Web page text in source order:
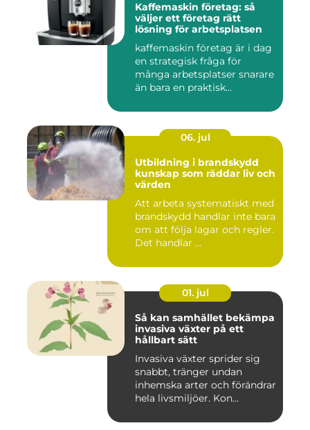
Kaffemaskin företag: så
väljer ett företag rätt
lösning för arbetsplatsen
kaffemaskin företag är i dag
en strategisk fråga för
många arbetsplatser snarare
än bara en praktisk...
06. jul
Utbildning i brandskydd
kunskap som räddar liv och
värden
Att arbeta systematiskt med
brandskydd handlar inte bara
om att följa lagar och regler.
Det handlar ...
01. jul
Så kan samhället bekämpa
invasiva växter på ett
hållbart sätt
Invasiva växter sprider sig
snabbt, tränger undan
inhemska arter och förändrar
hela livsmiljöer. Kon...